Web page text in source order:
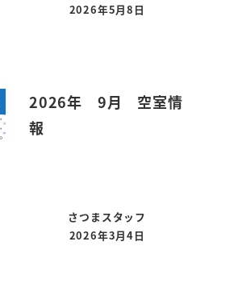
投稿日
2026年5月8日
2026年 9月 空室情
報
さつまスタッフ
投稿日
2026年3月4日